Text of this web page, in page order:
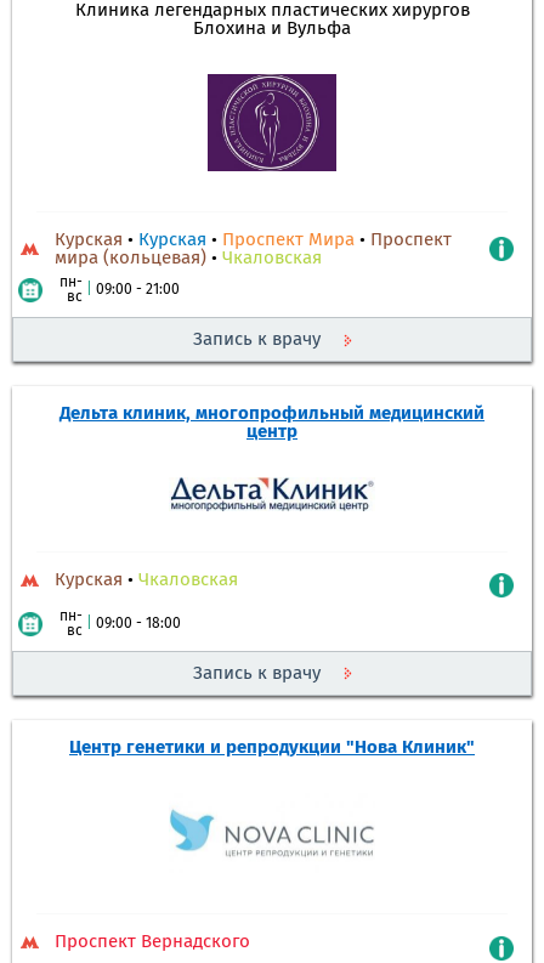
Клиника легендарных пластических хирургов
Блохина и Вульфа
Курская • Курская • Проспект Мира • Проспект
мира (кольцевая) • Чкаловская
пн-
вс
09:00 - 21:00
Запись к врачу
Дельта клиник, многопрофильный медицинский
центр
Курская • Чкаловская
пн-
вс
09:00 - 18:00
Запись к врачу
Центр генетики и репродукции "Нова Клиник"
Проспект Вернадского